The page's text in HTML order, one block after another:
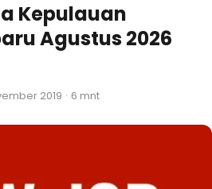
Kepulauan
Agustus 2026
2019 · 6 mnt